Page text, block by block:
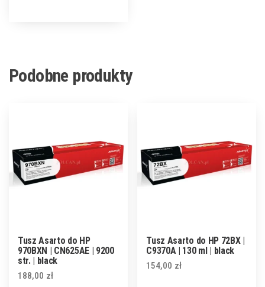
Podobne produkty
Tusz Asarto do HP
970BXN | CN625AE | 9200
str. | black
188,00 zł
Tusz Asarto do HP 72BX |
C9370A | 130 ml | black
154,00 zł